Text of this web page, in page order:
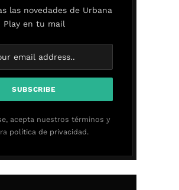
las novedades de Urbana
Play en tu mail
acepta nuestros términos y
política de privacidad.